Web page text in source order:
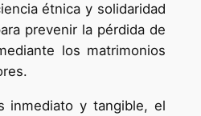
étnica y solidaridad
prevenir la pérdida de
los matrimonios
inmediato y tangible, el